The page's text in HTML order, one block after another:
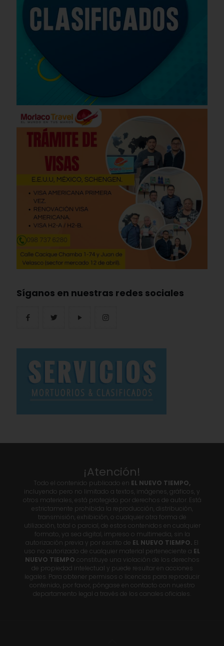
Síganos en nuestras redes sociales
¡Atención!
Todo el contenido publicado en EL NUEVO TIEMPO,
incluyendo pero no limitado a textos, imágenes, gráficos, y
otros materiales, está protegido por derechos de autor. Está
estrictamente prohibida la reproducción, distribución,
transmisión, exhibición, o cualquier otra forma de
utilización, total o parcial, de estos contenidos en cualquier
formato, ya sea digital, impreso o multimedia, sin la
autorización previa y por escrito de EL NUEVO TIEMPO. El
uso no autorizado de cualquier material perteneciente a EL
NUEVO TIEMPO constituye una violación de los derechos
de propiedad intelectual y puede resultar en acciones
legales. Para obtener permisos o licencias para reproducir
contenido, por favor, póngase en contacto con nuestro
departamento legal a través de los canales oficiales.